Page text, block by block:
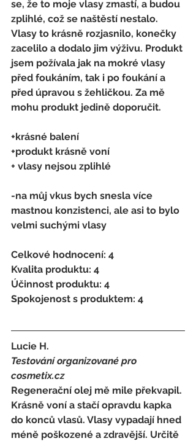
se, že to moje vlasy zmastí, a budou
zplihlé, což se naštěstí nestalo.
Vlasy to krásně rozjasnilo, konečky
zacelilo a dodalo jim výživu. Produkt
jsem požívala jak na mokré vlasy
před foukáním, tak i po foukání a
před úpravou s žehličkou. Za mě
mohu produkt jedině doporučit.
+krásné balení
+produkt krásně voní
+ vlasy nejsou zplihlé
-na můj vkus bych snesla více
mastnou konzistenci, ale asi to bylo
velmi suchými vlasy
Celkové hodnocení: 4
Kvalita produktu: 4
Účinnost produktu: 4
Spokojenost s produktem: 4
Lucie H.
Testování organizované pro
cosmetix.cz
Regenerační olej mě mile překvapil.
Krásně voní a stačí opravdu kapka
do konců vlasů. Vlasy vypadají hned
méně poškozené a zdravější. Určitě